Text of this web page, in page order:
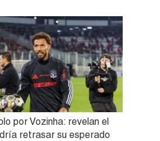
por Vozinha: revelan el
retrasar su esperado